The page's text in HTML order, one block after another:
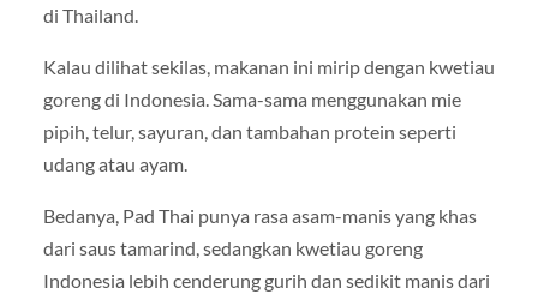
di Thailand.
Kalau dilihat sekilas, makanan ini mirip dengan kwetiau
goreng di Indonesia. Sama-sama menggunakan mie
pipih, telur, sayuran, dan tambahan protein seperti
udang atau ayam.
Bedanya, Pad Thai punya rasa asam-manis yang khas
dari saus tamarind, sedangkan kwetiau goreng
Indonesia lebih cenderung gurih dan sedikit manis dari